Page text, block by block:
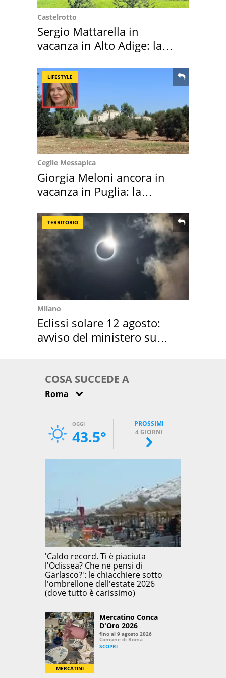
Castelrotto
Sergio Mattarella in
vacanza in Alto Adige: la
LIFESTYLE
Ceglie Messapica
Giorgia Meloni ancora in
vacanza in Puglia: la
TERRITORIO
Milano
Eclissi solare 12 agosto:
avviso del ministero su